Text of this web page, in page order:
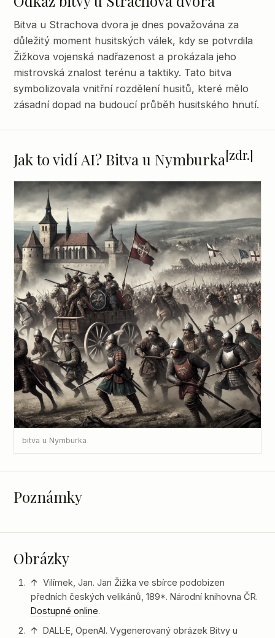
Bitva u Strachova dvora je dnes považována za
důležitý moment husitských válek, kdy se potvrdila
Žižkova vojenská nadřazenost a prokázala jeho
mistrovská znalost terénu a taktiky. Tato bitva
symbolizovala vnitřní rozdělení husitů, které mělo
zásadní dopad na budoucí průběh husitského hnutí.
Jak to vidí AI? Bitva u Nymburka[zdr.]
bitva u Nymburka
Poznámky
Obrázky
↑ Vilímek, Jan. Jan Žižka ve sbírce podobizen
předních českých velikánů, 189*. Národní knihovna ČR.
Dostupné online.
↑ DALL·E, OpenAI. Vygenerovaný obrázek Bitvy u